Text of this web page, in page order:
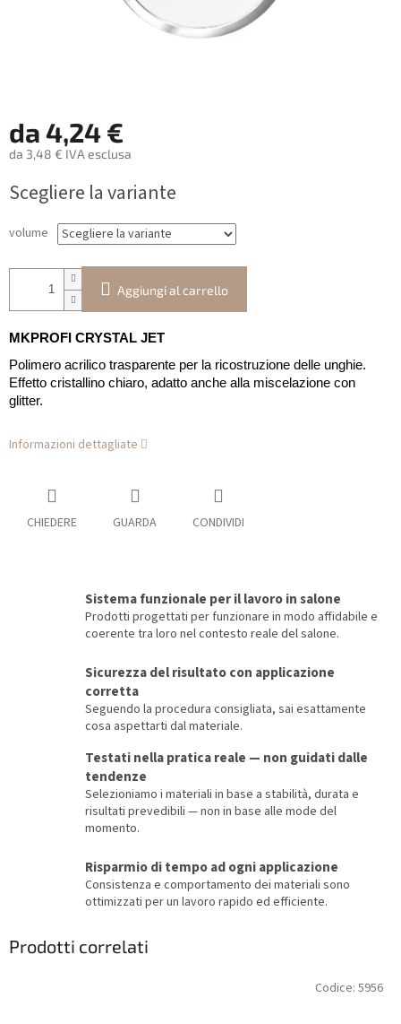
da4,24 €
da 3,48 € IVA esclusa
della
Scegliere la variante
volume
Aggiungi al carrello
MKPROFI CRYSTAL JET
Polimero acrilico trasparente per la ricostruzione delle unghie.
Effetto cristallino chiaro, adatto anche alla miscelazione con
glitter.
Informazioni dettagliate
CHIEDERE GUARDA CONDIVIDI
Sistema funzionale per il lavoro in salone
Prodotti progettati per funzionare in modo affidabile e
coerente tra loro nel contesto reale del salone.
Sicurezza del risultato con applicazione
corretta
Seguendo la procedura consigliata, sai esattamente
cosa aspettarti dal materiale.
Testati nella pratica reale — non guidati dalle
tendenze
Selezioniamo i materiali in base a stabilità, durata e
risultati prevedibili — non in base alle mode del
momento.
Risparmio di tempo ad ogni applicazione
Consistenza e comportamento dei materiali sono
ottimizzati per un lavoro rapido ed efficiente.
Prodotti correlati
Codice: 5956